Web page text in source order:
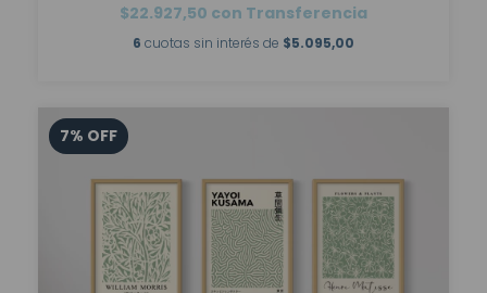
$22.927,50 con Transferencia
6 cuotas sin interés de $5.095,00
7% OFF